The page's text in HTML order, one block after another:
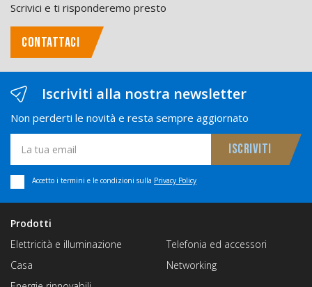
Scrivici e ti risponderemo presto
CONTATTACI
Iscriviti alla nostra newsletter
Non perderti le novità e resta sempre aggiornato
Accetto i termini e le condizioni sulla Privacy Policy
Prodotti
Elettricità e illuminazione
Casa
Telefonia ed accessori
Networking